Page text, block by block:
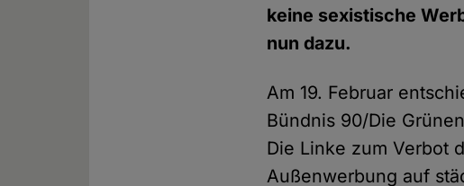
keine sexistische
nun dazu.
Am 19. Februar
Bündnis 90/Die
Die Linke zum Verbot
Außenwerbung auf